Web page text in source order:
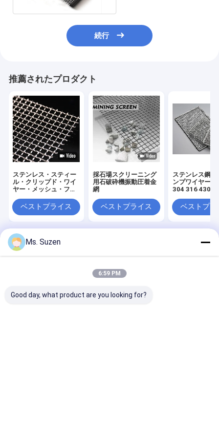
続行
推薦されたプロダクト
ステンレス・スティー
ル・クリップド・ワイ
ヤー・メッシュ・フォ
シート 耐腐食性
ベストプライス
採石場スクリーニング
用石破砕機振動圧着金
網
ベストプライス
ステンレス鋼
ンプワイヤーメ
304 316 430
ベストプラ
ホーム
Sitemap
Privacy Policy
中国工場.Copyright © 2026 Anping Velp
Wire Mesh Products Co.,Ltd. All Rights Reserved.
Ms. Suzen
6:59 PM
Good day, what product are you looking for?